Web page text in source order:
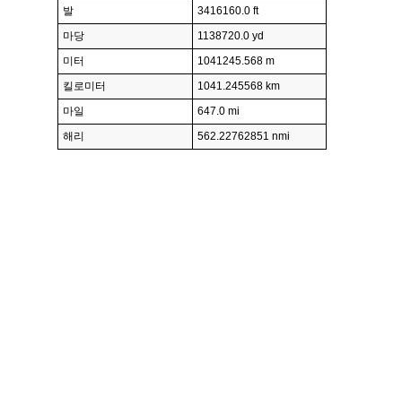
발
3416160.0 ft
마당
1138720.0 yd
미터
1041245.568 m
킬로미터
1041.245568 km
마일
647.0 mi
해리
562.22762851 nmi